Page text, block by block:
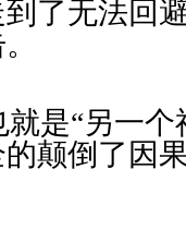
了无法回
是“另一
颠倒了因